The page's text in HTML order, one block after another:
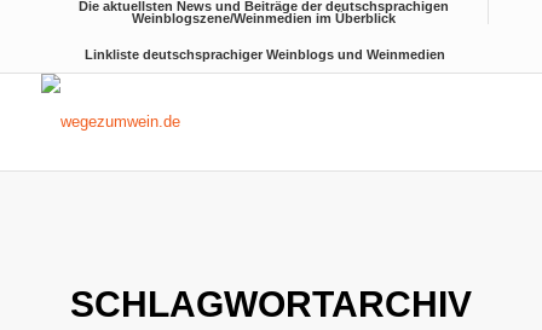
Die aktuellsten News und Beiträge der deutschsprachigen
Weinblogszene/Weinmedien im Überblick
Linkliste deutschsprachiger Weinblogs und Weinmedien
SCHLAGWORTARCHIV